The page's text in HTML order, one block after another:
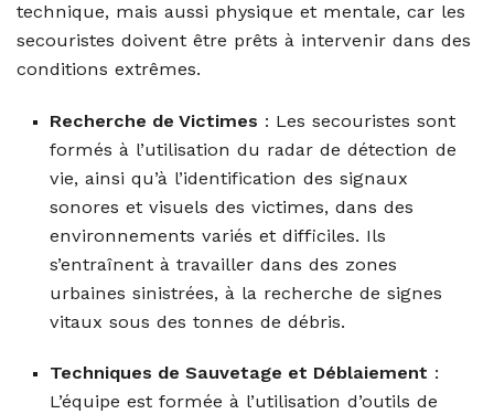
technique, mais aussi physique et mentale, car les
secouristes doivent être prêts à intervenir dans des
conditions extrêmes.
Recherche de Victimes : Les secouristes sont
formés à l’utilisation du radar de détection de
vie, ainsi qu’à l’identification des signaux
sonores et visuels des victimes, dans des
environnements variés et difficiles. Ils
s’entraînent à travailler dans des zones
urbaines sinistrées, à la recherche de signes
vitaux sous des tonnes de débris.
Techniques de Sauvetage et Déblaiement :
L’équipe est formée à l’utilisation d’outils de